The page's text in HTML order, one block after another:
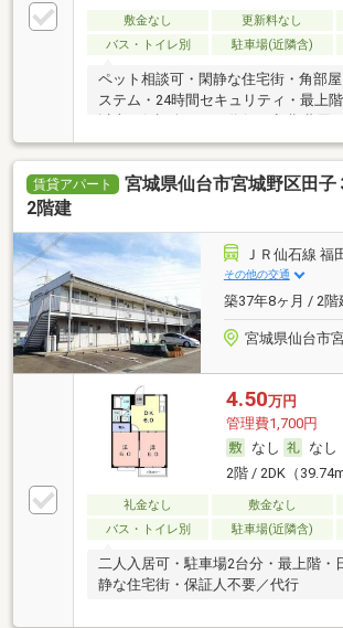
敷金なし 更新料なし
バス・トイレ別
駐車場(近隣含)
ペット相談可・閑静な住宅街・角部
ステム・24時間セキュリティ・最上
賃カード決済可
賃貸アパート
宮城県仙台市宮城野区田子
2階建
ＪＲ仙石線 福
その他の交通
築37年8ヶ月 / 2階
宮城県仙台市
4.50万円
管理費1,700円
なし
なし
2階 / 2DK（
礼金なし 敷金なし
バス・トイレ別
駐車場(近隣含)
二人入居可・駐車場2台分・最上階・
静な住宅街・保証人不要／代行